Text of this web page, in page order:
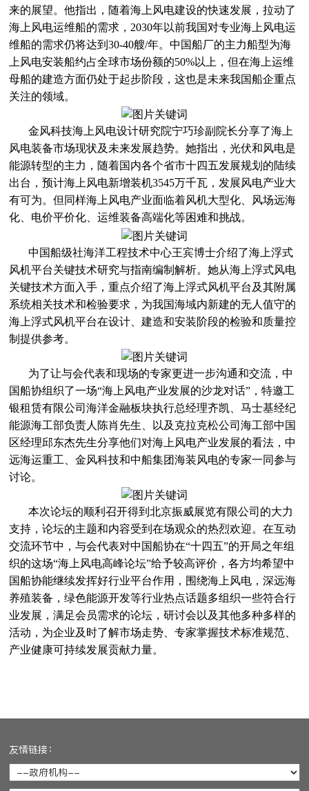
来的展望。他指出，随着海上风电建设的快速发展，拉动了
海上风电运维船的需求，2030年以前我国对专业海上风电运
维船的需求仍将达到30-40艘/年。中国船厂的主力船型为海
上风电安装船约占全球市场份额的50%以上，但在海上运维
母船的建造方面仍处于起步阶段，这也是未来我国船企重点
关注的领域。
金风科技海上风电设计研究院宁巧珍副院长分享了海上
风电装备市场现状及未来发展趋势。她指出，光伏和风电是
能源转型的主力，随着国内各个省市十四五发展规划的陆续
出台，预计海上风电新增装机3545万千瓦，发展风电产业大
有可为。但同样海上风电产业面临着风机大型化、风场远海
化、电价平价化、运维装备高端化等困难和挑战。
中国船级社海洋工程技术中心王宾博士介绍了海上浮式
风机平台关键技术研究与指南编制解析。她从海上浮式风电
关键技术方面入手，重点介绍了海上浮式风机平台及其附属
系统相关技术和检验要求，为我国海域内新建的无人值守的
海上浮式风机平台在设计、建造和安装阶段的检验和质量控
制提供参考。
为了让与会代表和现场的专家更进一步沟通和交流，中
国船协组织了一场“海上风电产业发展的沙龙对话”，特邀工
银租赁有限公司海洋金融板块执行总经理齐凯、马士基经纪
能源海工部负责人陈肖先生、以及克拉克松公司海工部中国
区经理邱东杰先生分享他们对海上风电产业发展的看法，中
远海运重工、金风科技和中船集团海装风电的专家一同参与
讨论。
本次论坛的顺利召开得到北京振威展览有限公司的大力
支持，论坛的主题和内容受到在场观众的热烈欢迎。在互动
交流环节中，与会代表对中国船协在“十四五”的开局之年组
织的这场“海上风电高峰论坛”给予较高评价，各方均希望中
国船协能继续发挥好行业平台作用，围绕海上风电，深远海
养殖装备，绿色能源开发等行业热点话题多组织一些符合行
业发展，满足会员需求的论坛，研讨会以及其他多种多样的
活动，为企业及时了解市场走势、专家掌握技术标准规范、
产业健康可持续发展贡献力量。
友情链接：